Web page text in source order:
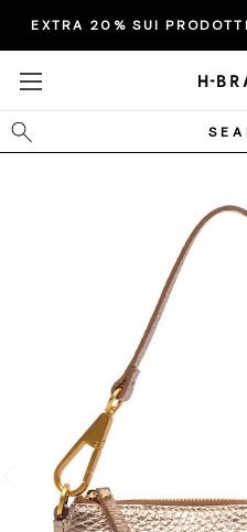
EXTRA 20% SUI
Cerca